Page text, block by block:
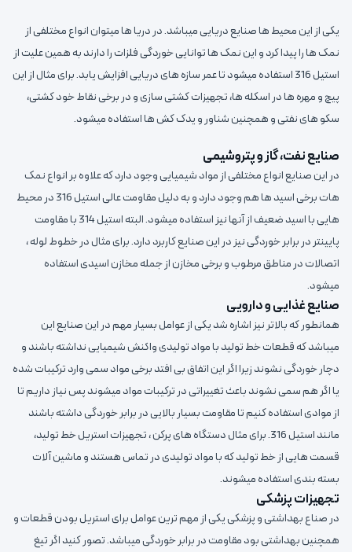
یکی از این محیط ها صنایع دریایی میباشد. در دریا ها میتوان انواع مختلفی از
نمک ها را پیدا کرد و این نمک ها توانایی خوردگی فلزات را دارند به همین علیت از
استیل 316 استفاده میشود تا عمر سازه های دریایی افزایش یابد. برای مثال از این
پیچ و مهره ها در اسکله ها، تجهیزات کشتی سازی و در برخی نقاط خود کشتی،
سکو های نفتی و همچنین شناور و یدک کش ها استفاده میشود.
صنایع نفت، گاز و پتروشیمی
در این صنایع انواع مختلفی از مواد شیمیایی وجود دارد که علاوه بر انواع نمک
هات برخی اسید ها هم وجود دارد و به دلیل مقاومت عالی استیل 316 در محیط
هایی با اسید ضعیف از آنها نیز استفاده میشود. البته استیل 314 با مقاومت
پایینتر در برابر خوردگی نیز در این صنایع کاربرد دارد. برای مثال در خطوط لوله ،
اتصالات در مناطق مرطوب و برخی مخازن از جمله مخازن اسیدی استفاده
میشود.
صنایع غذایی و دارویی
همانطور که بالاتر نیز اشاره شد یکی از عوامل بسیار مهم در این صنایع این
میباشد که قطعات خط تولید با مواد تولیدی واکنش شیمیایی نداشته باشند و
دچار خوردگی نشوند زیرا اگر این اتفاق بی افتد برخی مواد سمی وارد ترکیبات شده
یا اگر هم سمی نشوند باعث تغییراتی در ترکیبات مواد میشوند پس نیاز داریم تا
از موادی استفاده کنیم تا مقاومت بسیار بالایی در برابر خوردگی داشته باشند
مانند استیل 316. برای مثال دستگاه های پرکن ، تجهیزات استریل خط تولید،
قسمت هایی از خط تولید که با مواد تولیدی در تماس هستند و ماشین آلات
بسته بندی استفاده میشوند.
تجهیزات پزشکی
در صناع بهداشتی و پزشکی یکی از مهم ترین عوامل برای استریل بودن قطعات و
همچنین بهداشتی بود مقاومت در برابر خوردگی میباشد. تصور کنید اگر تیغ